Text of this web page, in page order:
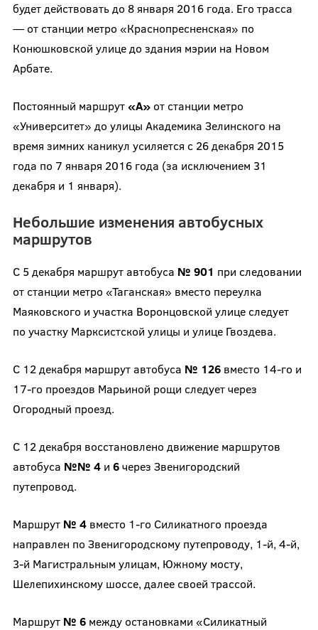
будет действовать до 8 января 2016 года. Его трасса
— от станции метро «Краснопресненская» по
Конюшковской улице до здания мэрии на Новом
Арбате.
Постоянный маршрут«А»от станции метро
«Университет» до улицы Академика Зелинского на
время зимних каникул усиляется с 26 декабря 2015
года по 7 января 2016 года (за исключением 31
декабря и 1 января).
Небольшие изменения автобусных
маршрутов
С 5 декабря маршрут автобуса № 901 при следовании
от станции метро «Таганская» вместо переулка
Маяковского и участка Воронцовской улице следует
по участку Марксистской улицы и улице Гвоздева.
С 12 декабря маршрут автобуса № 126вместо 14-го и
17-го проездов Марьиной рощи следует через
Огородный проезд.
С 12 декабря восстановлено движение маршрутов
автобуса №№ 4и 6через Звенигородский
путепровод.
Маршрут № 4 вместо 1-го Силикатного проезда
направлен по Звенигородскому путепроводу, 1-й, 4-й,
3-й Магистральным улицам, Южному мосту,
Шелепихинскому шоссе, далее своей трассой.
Маршрут № 6между остановками «Силикатный